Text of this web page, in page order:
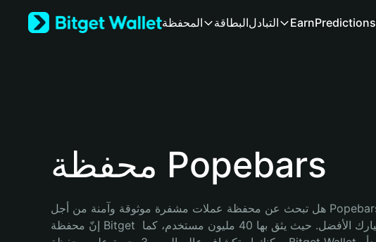
Bahasa Indonesia
المحفظة البطاقةالتبادل EarnPredictions
محفظة Popebars
هل تبحث عن محفظة عملات مشفرة موثوقة وآمنة من أجل Popebars؟
إنّ محفظة Bitget خيارك الأفضل. حيث يثق بها 40 مليون مستخدم، كما